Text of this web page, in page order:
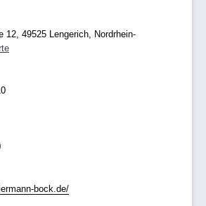
12, 49525 Lengerich, Nordrhein-
bock.de/